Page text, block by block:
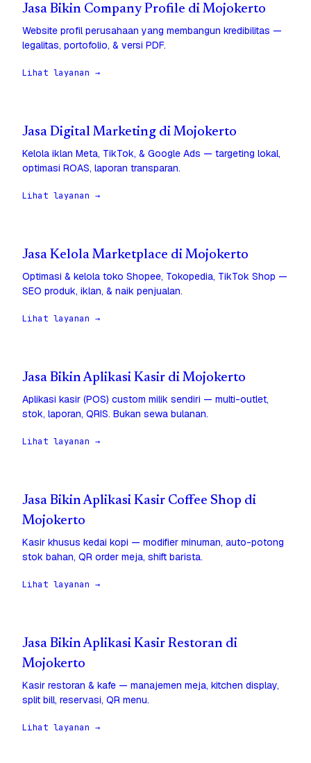
Jasa Bikin Company Profile di Mojokerto
Website profil perusahaan yang membangun kredibilitas —
legalitas, portofolio, & versi PDF.
Lihat layanan →
Jasa Digital Marketing di Mojokerto
Kelola iklan Meta, TikTok, & Google Ads — targeting lokal,
optimasi ROAS, laporan transparan.
Lihat layanan →
Jasa Kelola Marketplace di Mojokerto
Optimasi & kelola toko Shopee, Tokopedia, TikTok Shop —
SEO produk, iklan, & naik penjualan.
Lihat layanan →
Jasa Bikin Aplikasi Kasir di Mojokerto
Aplikasi kasir (POS) custom milik sendiri — multi-outlet,
stok, laporan, QRIS. Bukan sewa bulanan.
Lihat layanan →
Jasa Bikin Aplikasi Kasir Coffee Shop di
Mojokerto
Kasir khusus kedai kopi — modifier minuman, auto-potong
stok bahan, QR order meja, shift barista.
Lihat layanan →
Jasa Bikin Aplikasi Kasir Restoran di
Mojokerto
Kasir restoran & kafe — manajemen meja, kitchen display,
split bill, reservasi, QR menu.
Lihat layanan →